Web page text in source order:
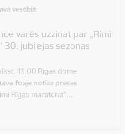
vestibils
varēs uzzināt par „Rimi
30. jubilejas sezonas
11.00 Rīgas domē
foajē notiks preses
Rīgas maratona”…